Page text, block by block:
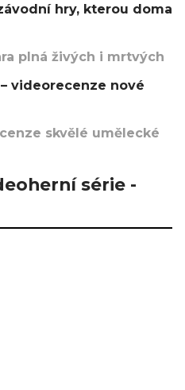
hry, kterou doma
plná živých i mrtvých
videorecenze nové
skvělé umělecké
série -